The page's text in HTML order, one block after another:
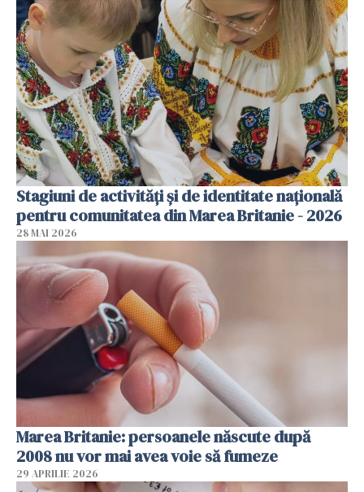
Stagiuni de activități și de identitate națională
pentru comunitatea din Marea Britanie - 2026
28 MAI 2026
Marea Britanie: persoanele născute după
2008 nu vor mai avea voie să fumeze
29 APRILIE 2026